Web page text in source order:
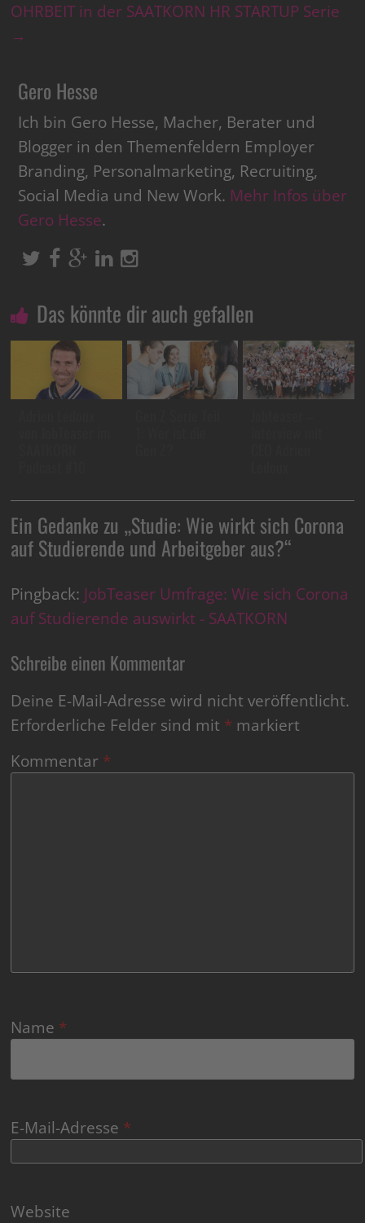
OHRBEIT in der SAATKORN HR STARTUP Serie
→
Gero Hesse
Ich bin Gero Hesse, Macher, Berater und
Blogger in den Themenfeldern Employer
Branding, Personalmarketing, Recruiting,
Social Media und New Work. Mehr Infos über
Gero Hesse.
Das könnte dir auch gefallen
Ein Gedanke zu „Studie: Wie wirkt sich Corona
auf Studierende und Arbeitgeber aus?“
Pingback: JobTeaser Umfrage: Wie sich Corona
auf Studierende auswirkt - SAATKORN
Schreibe einen Kommentar
Deine E-Mail-Adresse wird nicht veröffentlicht.
Erforderliche Felder sind mit * markiert
Kommentar *
Name *
E-Mail-Adresse *
Website